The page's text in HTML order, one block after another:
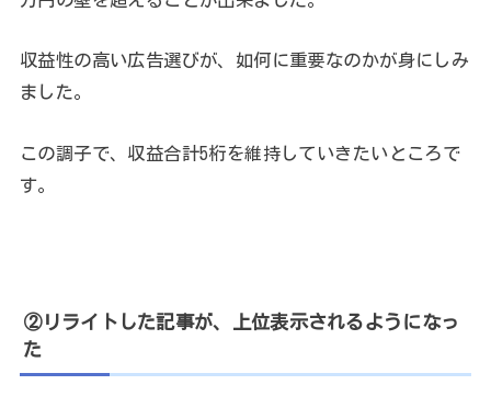
収益性の高い広告選びが、如何に重要なのかが身にしみ
ました。
この調子で、収益合計5桁を維持していきたいところで
す。
②リライトした記事が、上位表示されるようになっ
た